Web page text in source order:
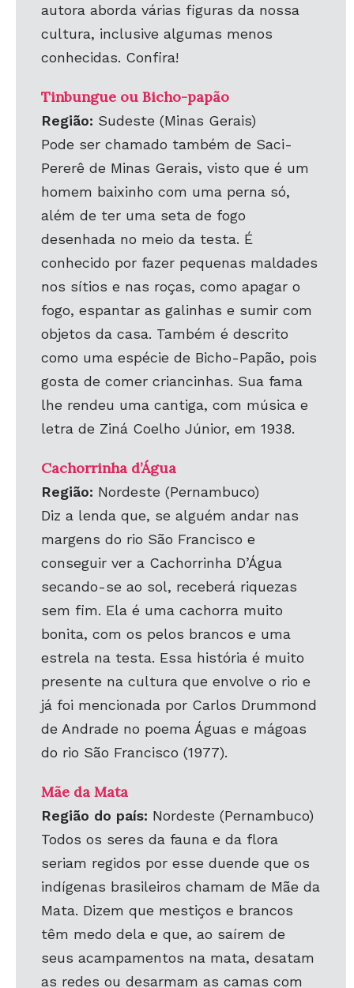
autora aborda várias figuras da nossa
cultura, inclusive algumas menos
conhecidas. Confira!
Tinbungue ou Bicho-papão
Região: Sudeste (Minas Gerais)
Pode ser chamado também de Saci-
Pererê de Minas Gerais, visto que é um
homem baixinho com uma perna só,
além de ter uma seta de fogo
desenhada no meio da testa. É
conhecido por fazer pequenas maldades
nos sítios e nas roças, como apagar o
fogo, espantar as galinhas e sumir com
objetos da casa. Também é descrito
como uma espécie de Bicho-Papão, pois
gosta de comer criancinhas. Sua fama
lhe rendeu uma cantiga, com música e
letra de Ziná Coelho Júnior, em 1938.
Cachorrinha d’Água
Região: Nordeste (Pernambuco)
Diz a lenda que, se alguém andar nas
margens do rio São Francisco e
conseguir ver a Cachorrinha D’Água
secando-se ao sol, receberá riquezas
sem fim. Ela é uma cachorra muito
bonita, com os pelos brancos e uma
estrela na testa. Essa história é muito
presente na cultura que envolve o rio e
já foi mencionada por Carlos Drummond
de Andrade no poema Águas e mágoas
do rio São Francisco (1977).
Mãe da Mata
Região do país: Nordeste (Pernambuco)
Todos os seres da fauna e da flora
seriam regidos por esse duende que os
indígenas brasileiros chamam de Mãe da
Mata. Dizem que mestiços e brancos
têm medo dela e que, ao saírem de
seus acampamentos na mata, desatam
as redes ou desarmam as camas com